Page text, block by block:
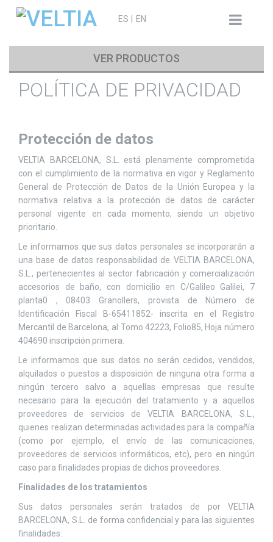
ES EN
VER PRODUCTOS
POLÍTICA DE PRIVACIDAD
Protección de datos
VELTIA BARCELONA, S.L. está plenamente comprometida
con el cumplimiento de la normativa en vigor y Reglamento
General de Protección de Datos de la Unión Europea y la
normativa relativa a la protección de datos de carácter
personal vigente en cada momento, siendo un objetivo
prioritario.
Le informamos que sus datos personales se incorporarán a
una base de datos responsabilidad de VELTIA BARCELONA,
S.L., pertenecientes al sector fabricación y comercialización
accesorios de baño, con domicilio en C/Galileo Galilei, 7
planta0 , 08403 Granollers, provista de Número de
Identificación Fiscal B-65411852- inscrita en el Registro
Mercantil de Barcelona, al Tomo 42223, Folio85, Hoja número
404690 inscripción primera.
Le informamos que sus datos no serán cedidos, vendidos,
alquilados o puestos a disposición de ninguna otra forma a
ningún tercero salvo a aquellas empresas que resulte
necesario para la ejecución del tratamiento y a aquellos
proveedores de servicios de VELTIA BARCELONA, S.L.,
quienes realizan determinadas actividades para la compañía
(como por ejemplo, el envío de las comunicaciones,
proveedores de servicios informáticos, etc), pero en ningún
caso para finalidades propias de dichos proveedores.
Finalidades de los tratamientos
Sus datos personales serán tratados de por VELTIA
BARCELONA, S.L. de forma confidencial y para las siguientes
finalidades: